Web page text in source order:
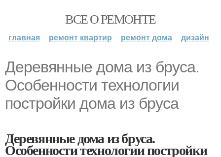
ВСЕ О РЕМОНТЕ
главная ремонт квартир ремонт дома дизайн
Деревянные дома из бруса.
Особенности технологии
постройки дома из бруса
Деревянные дома из бруса.
Особенности технологии постройки